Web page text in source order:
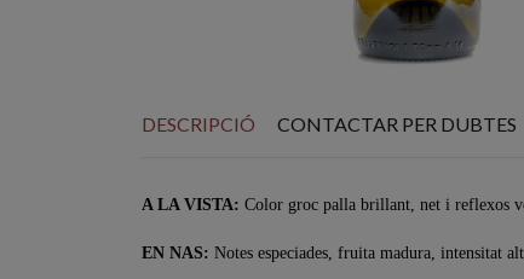
DESCRIPCIÓ CONTACTAR PER DUBTES
A LA VISTA: Color groc palla brillant, net i reflexos
EN NAS: Notes especiades, fruita madura, intensitat